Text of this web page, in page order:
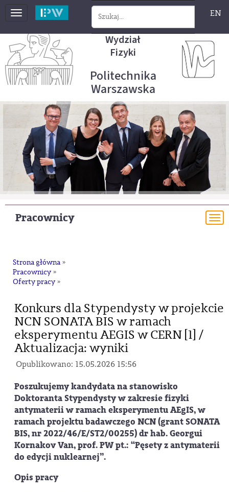
Toggle
EN
Wydział
Fizyki
Politechnika
Warszawska
Pracownicy
Strona główna »
Pracownicy »
Oferty pracy »
Konkurs dla Stypendysty w projekcie
NCN SONATA BIS w ramach
eksperymentu AEGIS w CERN [1] /
Aktualizacja: wyniki
Opublikowano: 15.05.2026 15:56
Poszukujemy kandydata na stanowisko
Doktoranta Stypendysty w zakresie fizyki
antymaterii w ramach eksperymentu AEgIS, w
ramach projektu badawczego NCN (grant SONATA
BIS, nr 2022/46/E/ST2/00255) dr hab. Georgui
Kornakov Van, prof. PW pt.: “Pęsety z antymaterii
do edycji nuklearnej”.
Opis pracy